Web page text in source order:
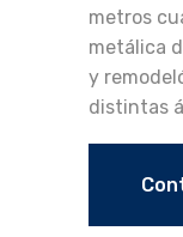
metros
metálica
y
distintas